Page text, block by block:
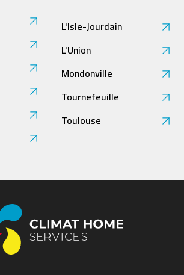
L'Isle-Jourdain
L'Union
Mondonville
Tournefeuille
Toulouse